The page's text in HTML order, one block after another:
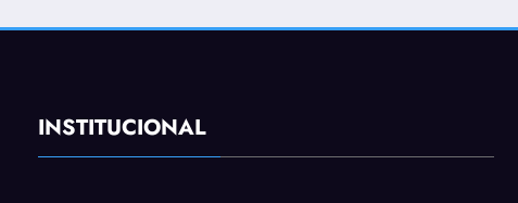
INSTITUCIONAL